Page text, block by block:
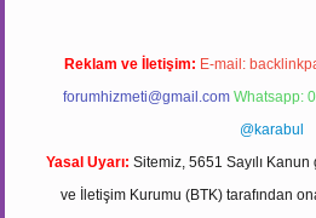
Reklam ve İletişim: E-mail:
forumhizmeti@gmail.com Whatsapp:
@karabul
Yasal Uyarı: Sitemiz, 5651 Sayılı
ve İletişim Kurumu (BTK) tarafından